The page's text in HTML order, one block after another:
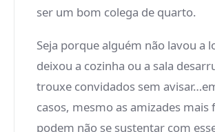
ser um bom colega de quarto.
Seja porque alguém não lavou a
deixou a cozinha ou a sala
trouxe convidados sem
casos, mesmo as amizades mais
podem não se sustentar com